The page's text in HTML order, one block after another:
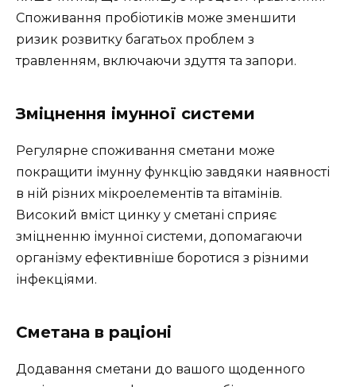
Споживання пробіотиків може зменшити
ризик розвитку багатьох проблем з
травленням, включаючи здуття та запори.
Зміцнення імунної системи
Регулярне споживання сметани може
покращити імунну функцію завдяки наявності
в ній різних мікроелементів та вітамінів.
Високий вміст цинку у сметані сприяє
зміцненню імунної системи, допомагаючи
організму ефективніше боротися з різними
інфекціями.
Сметана в раціоні
Додавання сметани до вашого щоденного